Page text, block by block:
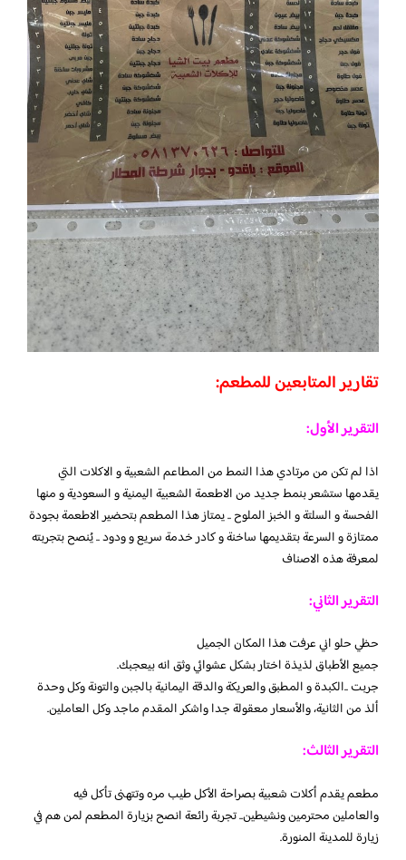
تقارير المتابعين للمطعم:
التقرير الأول:
اذا لم تكن من مرتادي هذا النمط من المطاعم الشعبية و الاكلات التي
يقدمها ستشعر بنمط جديد من الاطعمة الشعبية اليمنية و السعودية و منها
الفحسة و السلتة و الخبز الملوح .. يمتاز هذا المطعم بتحضير الاطعمة بجودة
ممتازة و السرعة بتقديمها ساخنة و كادر خدمة سريع و ودود .. يُنصح بتجربته
لمعرفة هذه الاصناف
التقرير الثاني:
حظي حلو اني عرفت هذا المكان الجميل
جميع الأطباق لذيذة اختار بشكل عشوائي وثق انه بيعجبك.
جربت ..الكبدة و المطبق والعريكة والدقة اليمانية بالجبن والتونة وكل وحدة
ألذ من الثانية، والأسعار معقولة جدا واشكر المقدم ماجد وكل العاملين.
التقرير الثالث:
مطعم يقدم أكلات شعبية بصراحة الأكل طيب مره وتتهنى تأكل فيه
والعاملين محترمين ونشيطين.. تجربة رائعة انصح بزيارة المطعم لمن هم في
زيارة للمدينة المنورة.